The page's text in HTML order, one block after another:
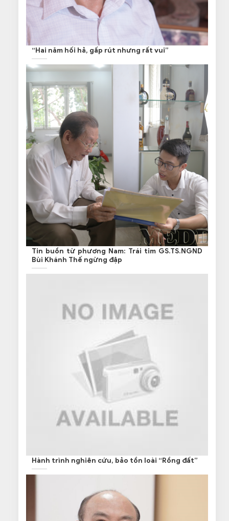
“Hai năm hối hả, gấp rút nhưng rất vui”
Tin buồn từ phương Nam: Trái tim GS.TS.NGND
Bùi Khánh Thế ngừng đập
Hành trình nghiên cứu, bảo tồn loài “Rồng đất”